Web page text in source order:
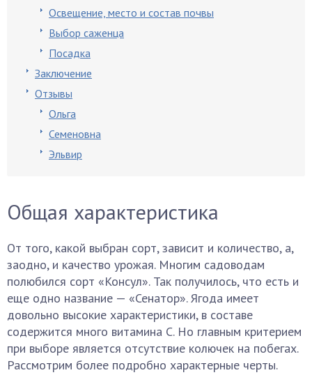
Освещение, место и состав почвы
Выбор саженца
Посадка
Заключение
Отзывы
Ольга
Семеновна
Эльвир
Общая характеристика
От того, какой выбран сорт, зависит и количество, а,
заодно, и качество урожая. Многим садоводам
полюбился сорт «Консул». Так получилось, что есть и
еще одно название — «Сенатор». Ягода имеет
довольно высокие характеристики, в составе
содержится много витамина С. Но главным критерием
при выборе является отсутствие колючек на побегах.
Рассмотрим более подробно характерные черты.